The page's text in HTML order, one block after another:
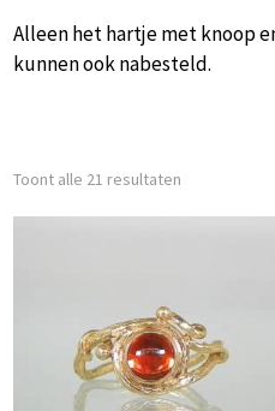
Alleen het hartje met knoop
kunnen ook nabesteld.
Toont alle 21 resultaten